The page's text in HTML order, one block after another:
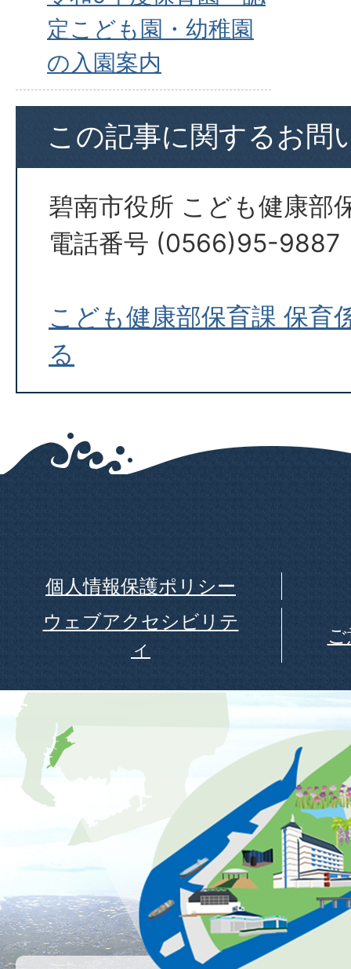
定こども園・幼稚園
の入園案内
この記事に関するお問
碧南市役所 こども健康部
電話番号 (0566)95-9887
こども健康部保育課 保育
る
個人情報保護ポリシー
ウェブアクセシビリテ
ィ